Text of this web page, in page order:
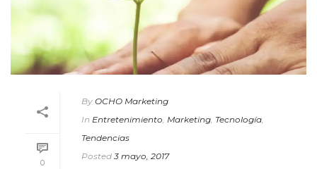
0
By OCHO Marketing
In Entretenimiento, Marketing, Tecnología,
Tendencias
Posted 3 mayo, 2017